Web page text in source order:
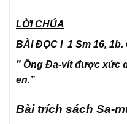
LỜI CHÚA
BÀI ĐỌC I 1 Sm 16, 1b.
” Ông Đa-vít được xức
en.”
Bài trích sách Sa-